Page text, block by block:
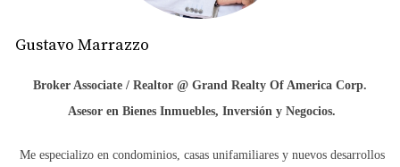
son múltiples y complejos. En primer lugar, la elevación
del nivel del mar amenaza la infraestructura existente y
futura, poniendo en riesgo no solo las propiedades, sino
climáticos extremos, como huracanes y tormentas, están
Gustavo Marrazzo
Broker Associate / Realtor @ Grand Realty Of America Corp.
Asesor en Bienes Inmuebles, Inversión y Negocios.
Me especializo en condominios, casas unifamiliares y nuevos desarrollos